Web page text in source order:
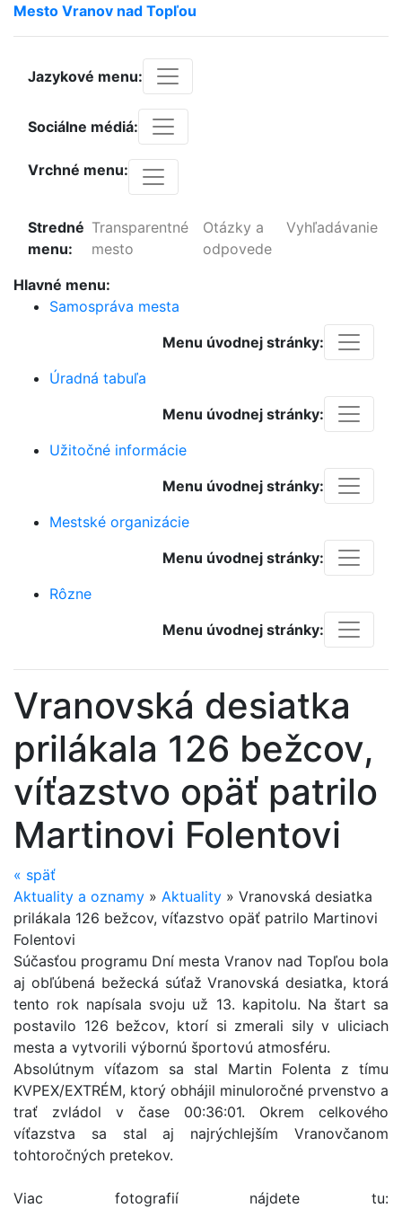
Mesto Vranov nad Topľou
Jazykové menu:
Sociálne médiá:
Vrchné menu:
Stredné
menu:
Transparentné
mesto
Otázky a
odpovede
Vyhľadávanie
Hlavné menu:
Samospráva mesta
Menu úvodnej stránky:
Úradná tabuľa
Menu úvodnej stránky:
Užitočné informácie
Menu úvodnej stránky:
Mestské organizácie
Menu úvodnej stránky:
Rôzne
Menu úvodnej stránky:
Vranovská desiatka
prilákala 126 bežcov,
víťazstvo opäť patrilo
Martinovi Folentovi
« späť
Aktuality a oznamy » Aktuality » Vranovská desiatka
prilákala 126 bežcov, víťazstvo opäť patrilo Martinovi
Folentovi
Súčasťou programu Dní mesta Vranov nad Topľou bola
aj obľúbená bežecká súťaž Vranovská desiatka, ktorá
tento rok napísala svoju už 13. kapitolu. Na štart sa
postavilo 126 bežcov, ktorí si zmerali sily v uliciach
mesta a vytvorili výbornú športovú atmosféru.
Absolútnym víťazom sa stal Martin Folenta z tímu
KVPEX/EXTRÉM, ktorý obhájil minuloročné prvenstvo a
trať zvládol v čase 00:36:01. Okrem celkového
víťazstva sa stal aj najrýchlejším Vranovčanom
tohtoročných pretekov.
Viac fotografií nájdete tu: